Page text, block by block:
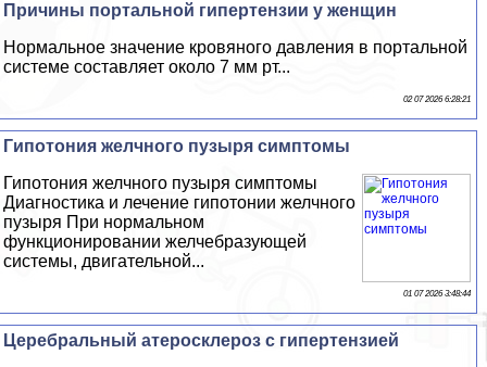
Причины портальной гипертензии у женщин
Нормальное значение кровяного давления в портальной
системе составляет около 7 мм рт...
02 07 2026 6:28:21
Гипотония желчного пузыря симптомы
Гипотония желчного пузыря симптомы
Диагностика и лечение гипотонии желчного
пузыря При нормальном
функционировании желчебразующей
системы, двигательной...
01 07 2026 3:48:44
Церебральный атеросклероз с гипертензией